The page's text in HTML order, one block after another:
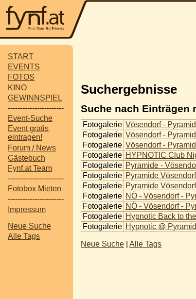
START
EVENTS
FOTOS
KINO
GEWINNSPIEL
-----------------------
Event-Suche
Event gratis
eintragen!
Forum / News
Gästebuch
Fynf.at Team
-----------------------
Fotobox Mieten
-----------------------
Impressum
Neue Suche
Alle Tags
Suchergebnisse
Suche nach Einträgen
Fotogalerie Vösendorf -
Fotogalerie Vösendorf -
Fotogalerie Vösendorf -
Fotogalerie HYPNOTIC Club
Fotogalerie Pyramide -
Fotogalerie Pyramide
Fotogalerie Pyramide
Fotogalerie NÖ - Vösendorf -
Fotogalerie NÖ - Vösendorf -
Fotogalerie Hypnotic Back to
Fotogalerie Hypnotic @
Neue Suche Alle Tags